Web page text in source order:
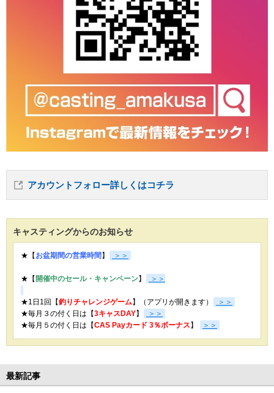
アカウントフォロー詳しくはコチラ
キャスティングからのお知らせ
★【 お盆期間の営業時間 】 ＞＞
★【 開催中のセール・キャンペーン】 ＞＞
★1日1回【釣りチャレンジゲーム】（アプリが開きます）
＞＞
★毎月３の付く日は【3キャスDAY】
＞＞
★毎月５の付く日は【CAS Payカード 3％ボーナス 】 ＞＞
最新記事